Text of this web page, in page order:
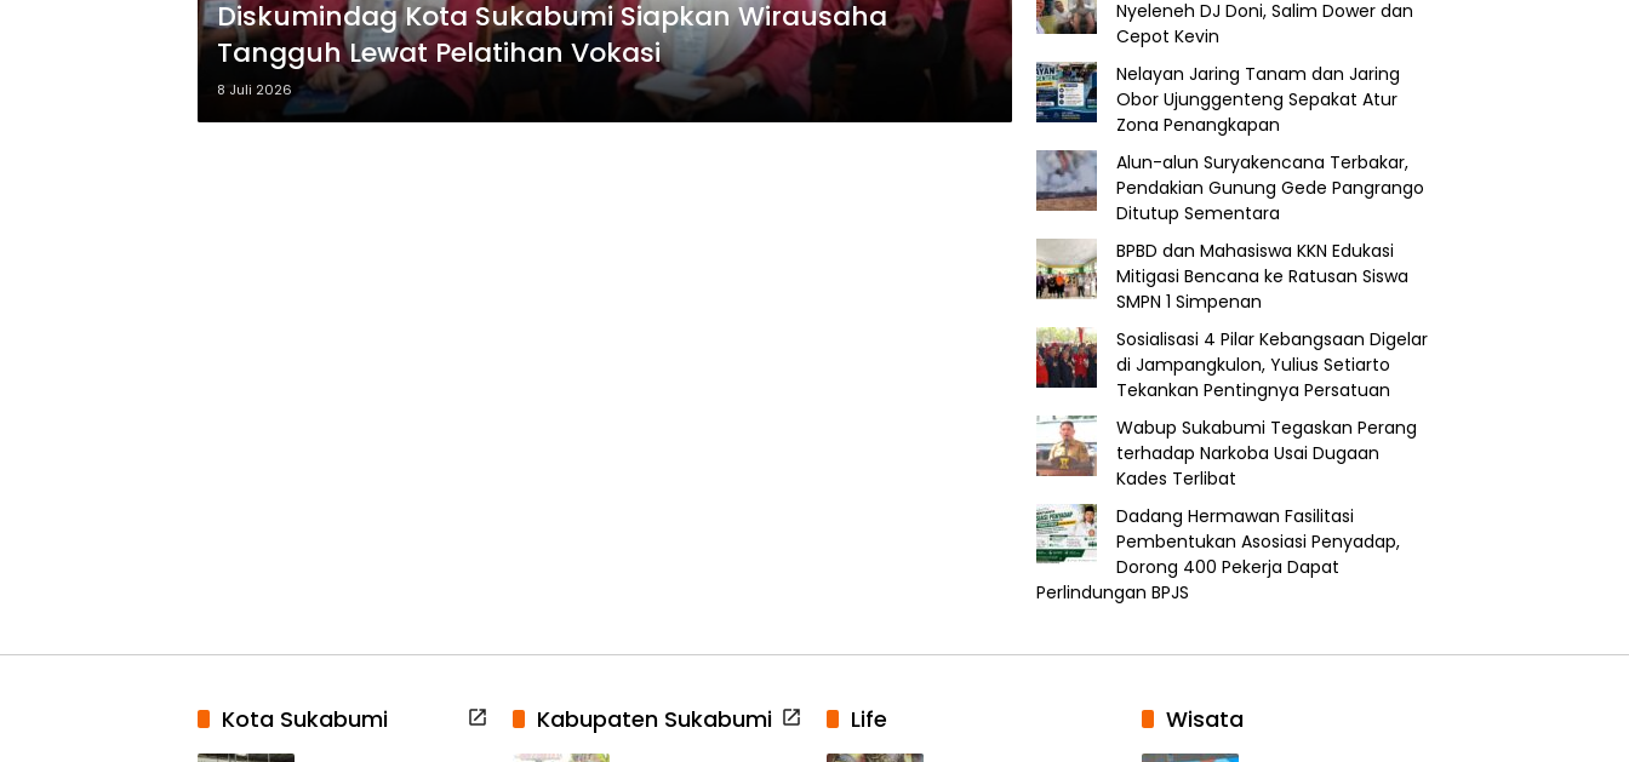
Diskumindag Kota Sukabumi Siapkan Wirausaha
Tangguh Lewat Pelatihan Vokasi
8 Juli 2026
Nyeleneh DJ Doni, Salim Dower dan
Cepot Kevin
Nelayan Jaring Tanam dan Jaring
Obor Ujunggenteng Sepakat Atur
Zona Penangkapan
Alun-alun Suryakencana Terbakar,
Pendakian Gunung Gede Pangrango
Ditutup Sementara
BPBD dan Mahasiswa KKN Edukasi
Mitigasi Bencana ke Ratusan Siswa
SMPN 1 Simpenan
Sosialisasi 4 Pilar Kebangsaan Digelar
di Jampangkulon, Yulius Setiarto
Tekankan Pentingnya Persatuan
Wabup Sukabumi Tegaskan Perang
terhadap Narkoba Usai Dugaan
Kades Terlibat
Dadang Hermawan Fasilitasi
Pembentukan Asosiasi Penyadap,
Dorong 400 Pekerja Dapat
Perlindungan BPJS
Kota Sukabumi Kabupaten Sukabumi Life Wisata